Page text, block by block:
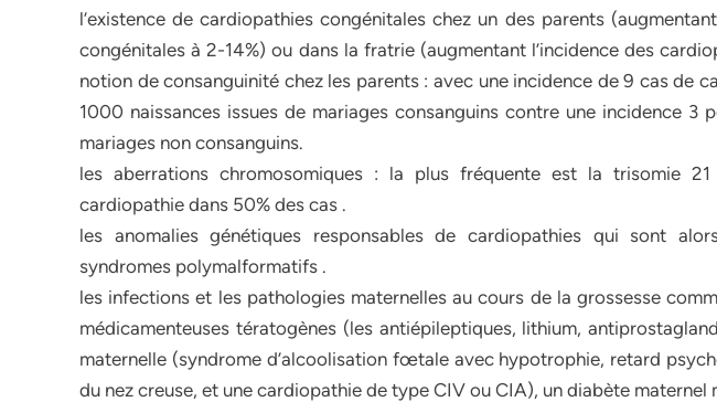
l’existence de cardiopathies congénitales chez un des parents
congénitales à 2-14%) ou dans la fratrie (augmentant l’incidence des
notion de consanguinité chez les parents : avec une incidence de 9 cas de
1000 naissances issues de mariages consanguins contre une incidence 3
mariages non consanguins.
les aberrations chromosomiques : la plus fréquente est la trisomie 21
cardiopathie dans 50% des cas .
les anomalies génétiques responsables de cardiopathies qui sont
syndromes polymalformatifs .
les infections et les pathologies maternelles au cours de la grossesse
médicamenteuses tératogènes (les antiépileptiques, lithium,
maternelle (syndrome d’alcoolisation fœtale avec hypotrophie, retard
du nez creuse, et une cardiopathie de type CIV ou CIA), un diabète maternel